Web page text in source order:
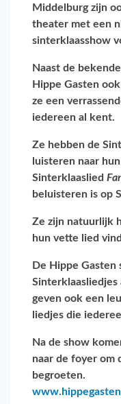
Middelburg zijn
theater met een
sinterklaasshow
Naast de
Hippe Gasten
ze een
iedereen al kent.
Ze hebben de
luisteren naar
Sinterklaaslied
beluisteren is op
Ze zijn natuurlijk
hun vette lied
De Hippe Gasten
Sinterklaasliedjes
geven ook een
liedjes die
Na de show
naar de foyer om
begroeten.